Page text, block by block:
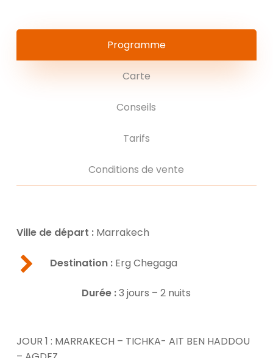
Programme
Carte
Conseils
Tarifs
Conditions de vente
Ville de départ : Marrakech
Destination : Erg Chegaga
Durée :3 jours – 2 nuits
JOUR 1 : MARRAKECH – TICHKA- AIT BEN HADDOU